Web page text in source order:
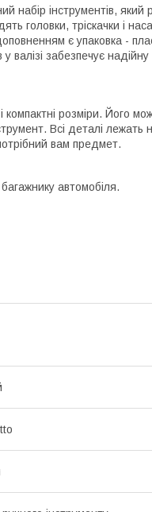
набір інструментів,
головки, тріскачки і
є упаковка -
забезпечує надійну
компактні розміри. Його
Всі деталі лежать
вам предмет.
автомобіля.